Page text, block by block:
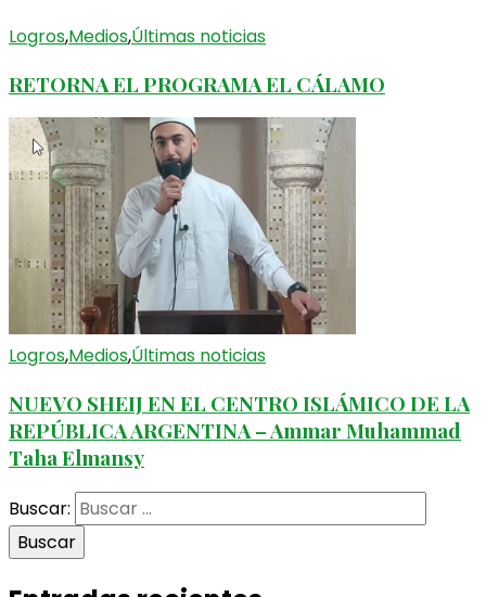
Logros,Medios,Últimas noticias
RETORNA EL PROGRAMA EL CÁLAMO
Logros,Medios,Últimas noticias
NUEVO SHEIJ EN EL CENTRO ISLÁMICO DE LA
REPÚBLICA ARGENTINA – Ammar Muhammad
Taha Elmansy
Buscar: